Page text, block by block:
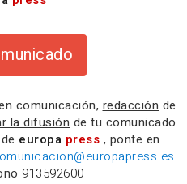
comunicación, redacción de
la difusión de tu comunicado
europa press , ponte en
913592600